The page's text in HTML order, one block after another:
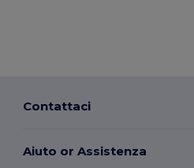
Contattaci
Aiuto or Assistenza